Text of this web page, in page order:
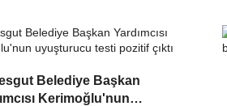
Belediye Başkan
Kerimoğlu'nun